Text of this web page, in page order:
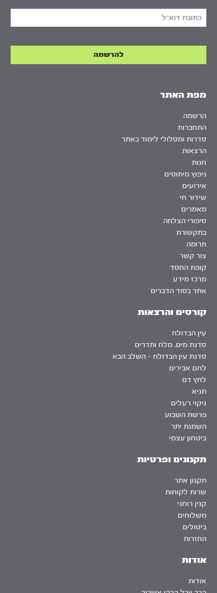
אודות
אודות
מפת האתר
הרשמה
התחברות
סדרות ומסלולי לימוד באתר
הרצאות
חנות
ניפוץ מיתוסים
אירועים
שידור חי
מאמרים
סיפורי הצלחה
בתקשורת
תרומה
צור קשר
קופת החסד
מרכז מידע
אתר בסוד הדברים
קורסים והרצאות
עין הבדולח
סדנת מים, מלח ותדרים
סדנת עין הבדולח – השלב הבא
לחם אבירים
לחץ דם
תניא
ניקוי רעלים
פרשת השבוע
השמנת יתר
ביטחון עצמי
תקנונים ופרטיות
תקנון אתר
שרות לקוחות
קנין רוחני
משלוחים
ביטולים
החזרות